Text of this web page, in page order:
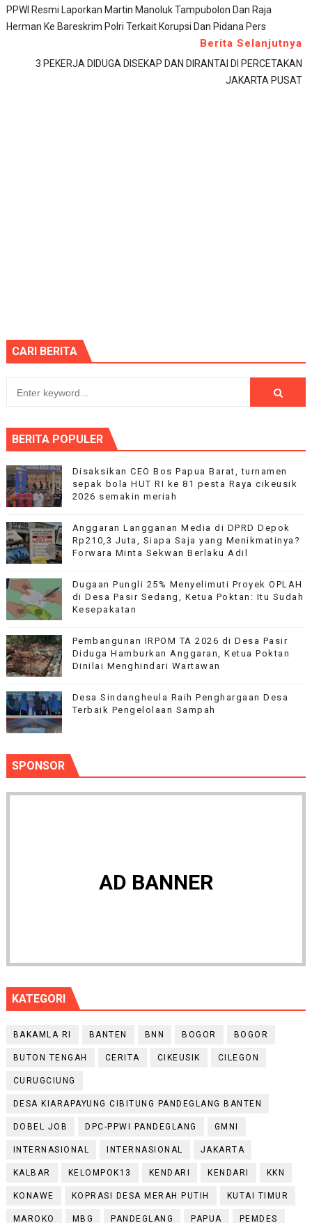
PPWI Resmi Laporkan Martin Manoluk Tampubolon Dan Raja
Herman Ke Bareskrim Polri Terkait Korupsi Dan Pidana Pers
Berita Selanjutnya
3 PEKERJA DIDUGA DISEKAP DAN DIRANTAI DI PERCETAKAN
JAKARTA PUSAT
CARI BERITA
BERITA POPULER
Disaksikan CEO Bos Papua Barat, turnamen
sepak bola HUT RI ke 81 pesta Raya cikeusik
2026 semakin meriah
Anggaran Langganan Media di DPRD Depok
Rp210,3 Juta, Siapa Saja yang Menikmatinya?
Forwara Minta Sekwan Berlaku Adil
Dugaan Pungli 25% Menyelimuti Proyek OPLAH
di Desa Pasir Sedang, Ketua Poktan: Itu Sudah
Kesepakatan
Pembangunan IRPOM TA 2026 di Desa Pasir
Diduga Hamburkan Anggaran, Ketua Poktan
Dinilai Menghindari Wartawan
‎Desa Sindangheula Raih Penghargaan Desa
Terbaik Pengelolaan Sampah
SPONSOR
AD BANNER
KATEGORI
BAKAMLA RI BANTEN BNN BOGOR BOGOR
BUTON TENGAH CERITA CIKEUSIK CILEGON
CURUGCIUNG
DESA KIARAPAYUNG CIBITUNG PANDEGLANG BANTEN
DOBEL JOB DPC-PPWI PANDEGLANG GMNI
INTERNASIONAL INTERNASIONAL JAKARTA
KALBAR KELOMPOK13 KENDARI KENDARI KKN
KONAWE KOPRASI DESA MERAH PUTIH KUTAI TIMUR
MAROKO MBG PANDEGLANG PAPUA PEMDES